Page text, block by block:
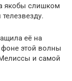
якобы слишком
её на
этой волны
и самой